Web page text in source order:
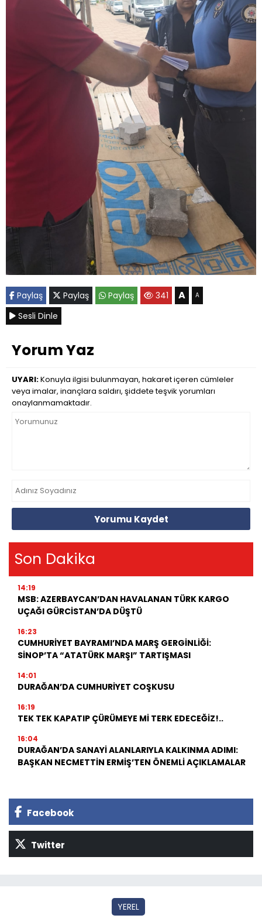
Paylaş Paylaş Paylaş 341 A A
Sesli Dinle
Yorum Yaz
UYARI:Konuyla ilgisi bulunmayan, hakaret içeren cümleler
veya imalar, inançlara saldırı, şiddete teşvik yorumları
onaylanmamaktadır.
Yorumu Kaydet
Son Dakika
14:19
MSB: AZERBAYCAN’DAN HAVALANAN TÜRK KARGO
UÇAĞI GÜRCİSTAN’DA DÜŞTÜ
16:23
CUMHURİYET BAYRAMI’NDA MARŞ GERGİNLİĞİ:
SİNOP’TA “ATATÜRK MARŞI” TARTIŞMASI
14:01
DURAĞAN’DA CUMHURİYET COŞKUSU
16:19
TEK TEK KAPATIP ÇÜRÜMEYE Mİ TERK EDECEĞİZ!..
16:04
DURAĞAN’DA SANAYİ ALANLARIYLA KALKINMA ADIMI:
BAŞKAN NECMETTİN ERMİŞ’TEN ÖNEMLİ AÇIKLAMALAR
Facebook
Twitter
YEREL